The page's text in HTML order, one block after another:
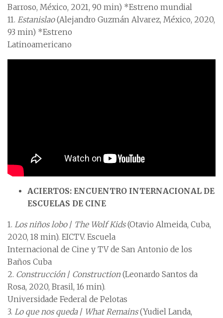
Barroso, México, 2021, 90 min) *Estreno mundial
11. Estanislao(Alejandro Guzmán Alvarez, México, 2020,
93 min) *Estreno
Latinoamericano
ACIERTOS: ENCUENTRO INTERNACIONAL DE
ESCUELAS DE CINE
1. Los niños lobo/ The Wolf Kids(Otavio Almeida, Cuba,
2020, 18 min). EICTV. Escuela
Internacional de Cine y TV de San Antonio de los
Baños Cuba
2. Construcción / Construction (Leonardo Santos da
Rosa, 2020, Brasil, 16 min).
Universidade Federal de Pelotas
3. Lo que nos queda/ What Remains(Yudiel Landa,